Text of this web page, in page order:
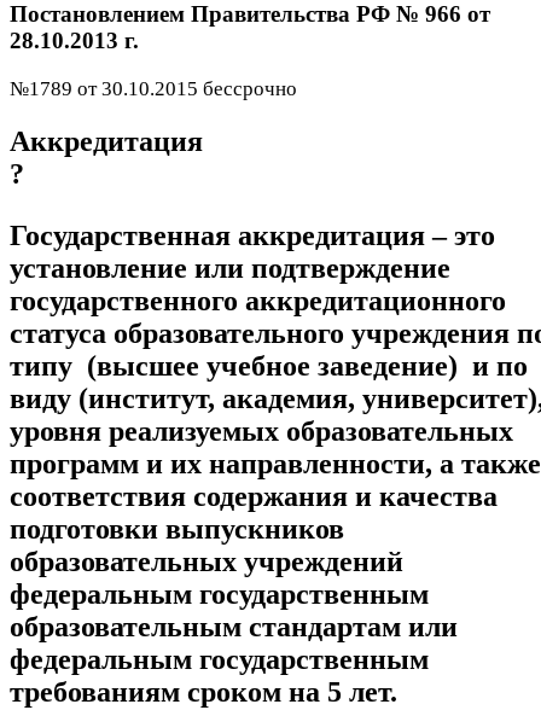
Постановлением Правительства РФ № 966 от
28.10.2013 г.
№1789 от 30.10.2015 бессрочно
Аккредитация
?
Государственная аккредитация – это
установление или подтверждение
государственного аккредитационного
статуса образовательного учреждения
типу (высшее учебное заведение) и по
виду (институт, академия,
уровня реализуемых образовательных
программ и их направленности, а также
соответствия содержания и качества
подготовки выпускников
образовательных учреждений
федеральным государственным
образовательным стандартам или
федеральным государственным
требованиям сроком на 5 лет.